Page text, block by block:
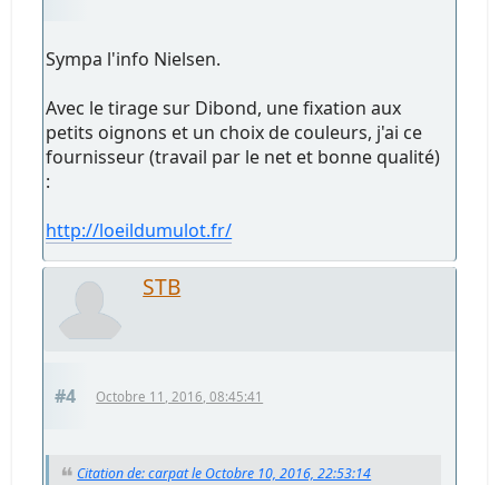
Sympa l'info Nielsen.
Avec le tirage sur Dibond, une fixation aux
petits oignons et un choix de couleurs, j'ai ce
fournisseur (travail par le net et bonne qualité)
:
http://loeildumulot.fr/
STB
#4 Octobre 11, 2016, 08:45:41
Citation de: carpat le Octobre 10, 2016, 22:53:14